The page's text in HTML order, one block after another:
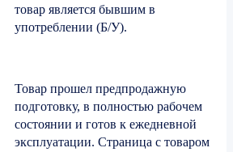
товар является бывшим в
употреблении (Б/У).
Товар прошел предпродажную
подготовку, в полностью рабочем
состоянии и готов к ежедневной
эксплуатации. Страница с товаром